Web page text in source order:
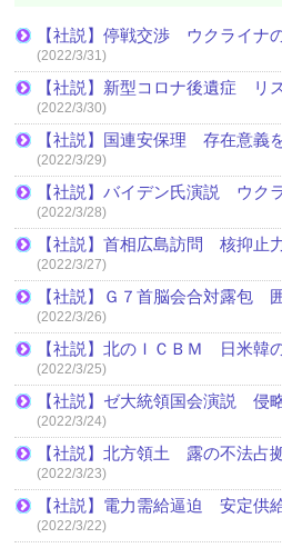
【社説】停戦交渉 ウクライナ
(2022/3/31)
【社説】新型コロナ後遺症 リ
(2022/3/30)
【社説】国連安保理 存在意義
(2022/3/29)
【社説】バイデン氏演説 ウク
(2022/3/28)
【社説】首相広島訪問 核抑止
(2022/3/27)
【社説】Ｇ７首脳会合対露包
(2022/3/26)
【社説】北のＩＣＢＭ 日米韓
(2022/3/25)
【社説】ゼ大統領国会演説 侵
(2022/3/24)
【社説】北方領土 露の不法占
(2022/3/23)
【社説】電力需給逼迫 安定供
(2022/3/22)